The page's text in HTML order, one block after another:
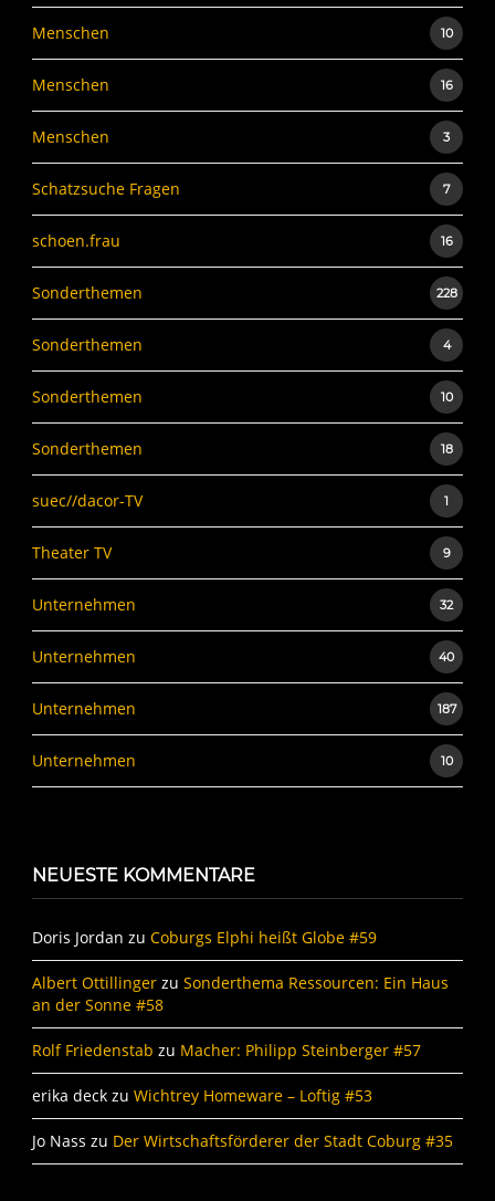
Menschen 10
Menschen 16
Menschen 3
Schatzsuche Fragen 7
schoen.frau 16
Sonderthemen 228
Sonderthemen 4
Sonderthemen 10
Sonderthemen 18
suec//dacor-TV 1
Theater TV 9
Unternehmen 32
Unternehmen 40
Unternehmen 187
Unternehmen 10
NEUESTE KOMMENTARE
Doris Jordan zu Coburgs Elphi heißt Globe #59
Albert Ottillinger zu Sonderthema Ressourcen: Ein Haus
an der Sonne #58
Rolf Friedenstab zu Macher: Philipp Steinberger #57
erika deck zu Wichtrey Homeware – Loftig #53
Jo Nass zu Der Wirtschaftsförderer der Stadt Coburg #35